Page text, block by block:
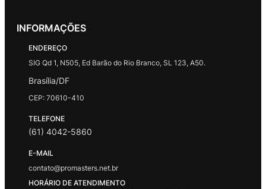
INFORMAÇÕES
ENDEREÇO
SIG Qd 1, N505, Ed Barão do Rio Branco, SL 123, A50.
Brasília/DF
CEP: 70610-410
TELEFONE
(61) 4042-5860
E-MAIL
contato@promasters.net.br
HORÁRIO DE ATENDIMENTO